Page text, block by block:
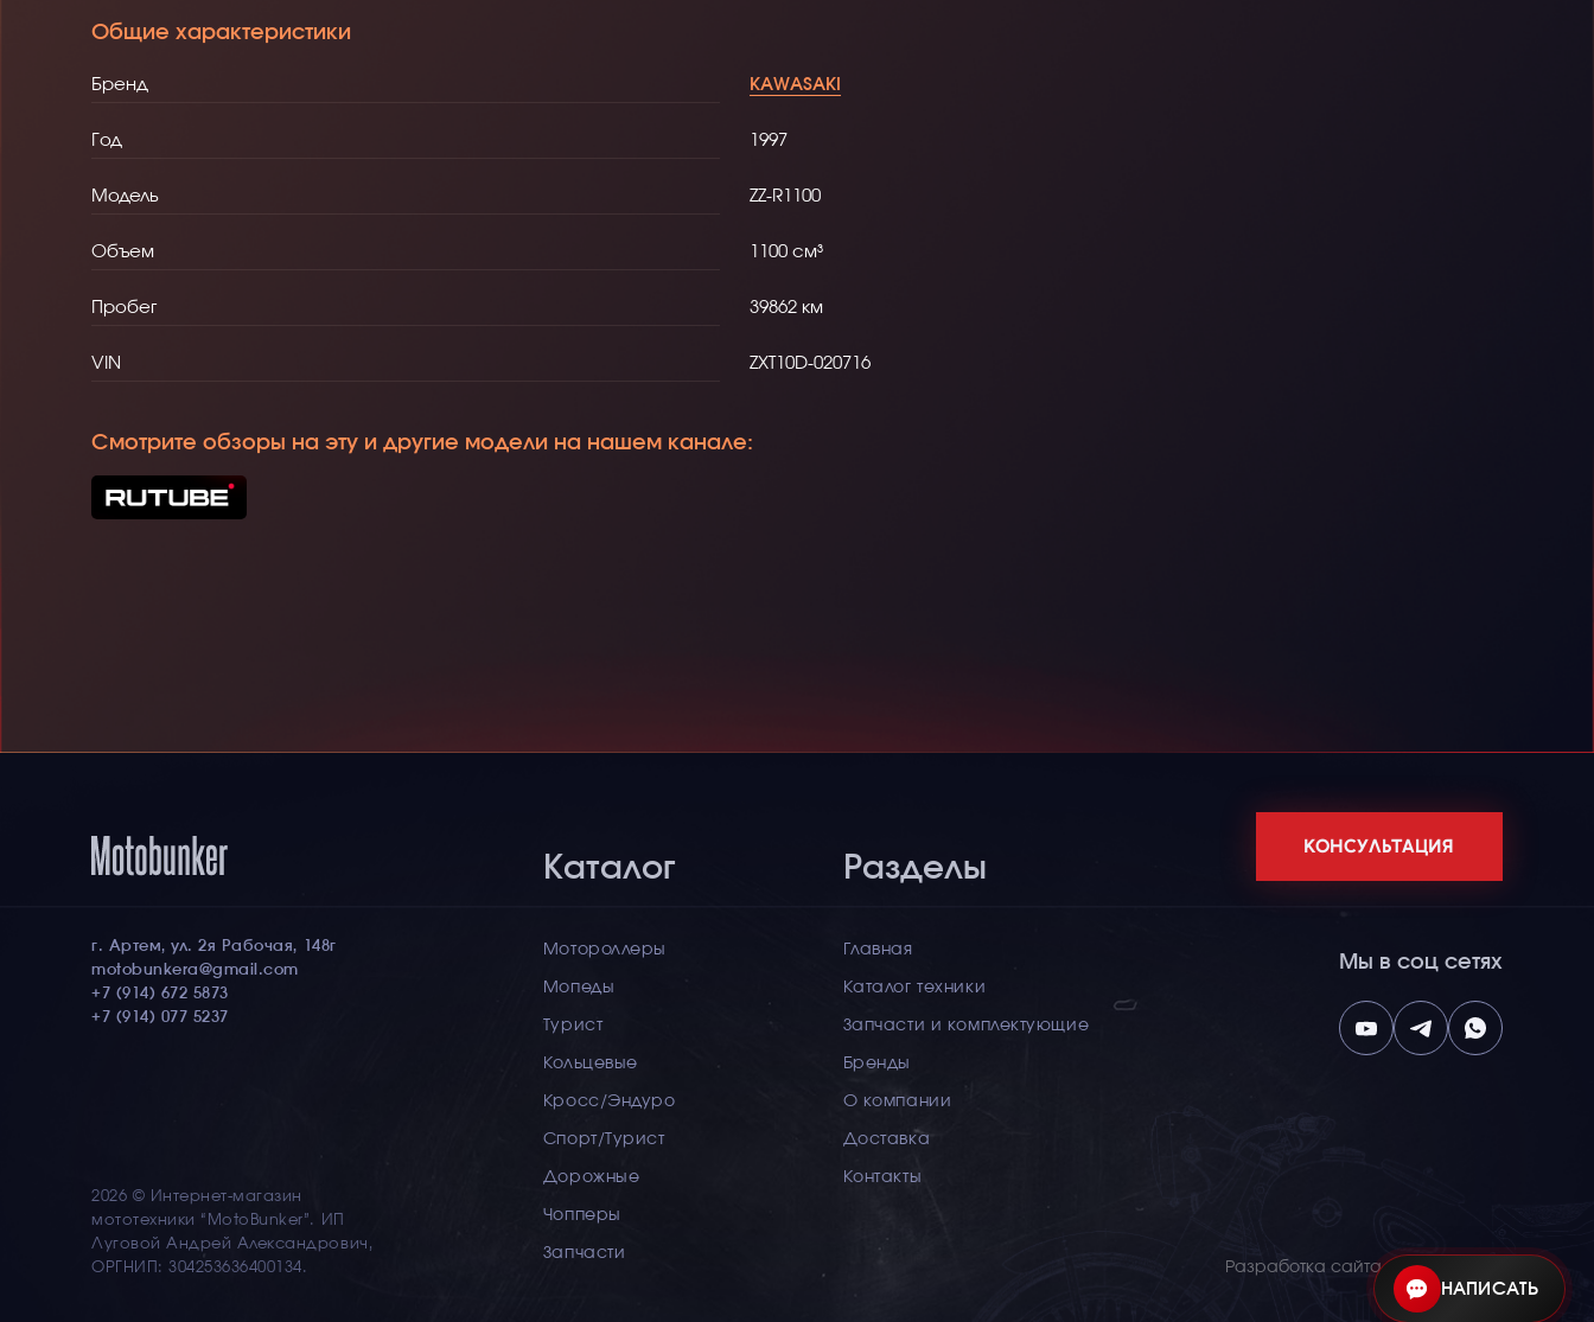
Общие характеристики
Бренд KAWASAKI
Год 1997
Модель ZZ-R1100
Объем 1100
Пробег 39862
VIN ZXT10D-020716
Смотрите обзоры на эту и другие модели на нашем канале:
г. Артем, ул. 2я Рабочая, 148г
motobunkera@gmail.com
+7 (914) 672 5873
+7 (914) 077 5237
2026 © Интернет-магазин
мототехники “MotoBunker”. ИП
Луговой Андрей Александрович,
ОРГНИП: 304253636400134.
Каталог
Мотороллеры
Мопеды
Турист
Кольцевые
Кросс/Эндуро
Спорт/Турист
Дорожные
Чопперы
Запчасти
Разделы
Главная
Каталог техники
Запчасти и комплектующие
Бренды
О компании
Доставка
Контакты
КОНСУЛЬТАЦИЯ
Мы в соц сетях
Разработка сайта
НАПИСАТЬ